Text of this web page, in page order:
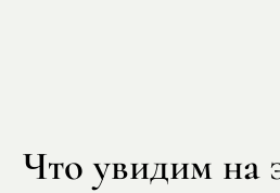
Что увидим на